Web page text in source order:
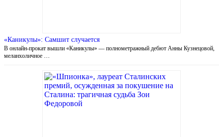
«Каникулы»: Самшит случается
В онлайн-прокат вышли «Каникулы» — полнометражный дебют Анны Кузнецовой,
меланхоличное …